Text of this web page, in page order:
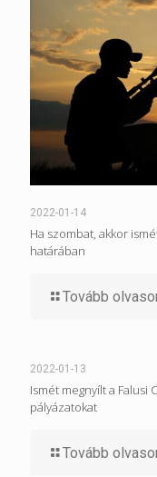
2022-01-14
Ha szombat, akkor
határában
Tovább
2022-01-13
Ismét megnyílt a Falusi
pályázatokat
Tovább